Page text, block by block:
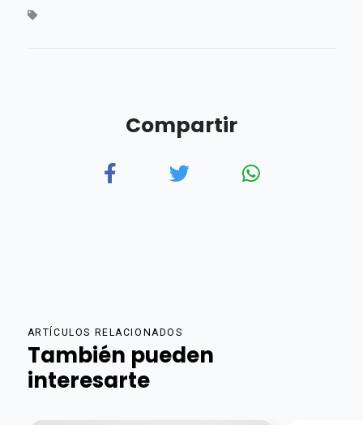
Compartir
ARTÍCULOS RELACIONADOS
También pueden
interesarte